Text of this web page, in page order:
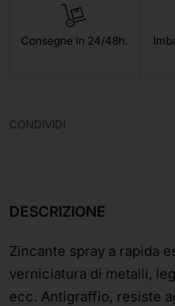
Consegne in 24/48h.
CONDIVIDI
DESCRIZIONE
Zincante spray a rapida
verniciatura di metalli,
ecc. Antigraffio, resiste